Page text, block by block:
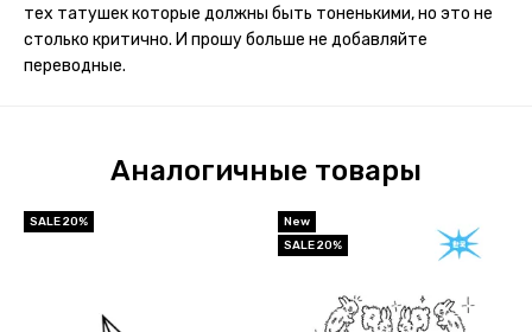
тех татушек которые должны быть тоненькими, но это не
столько критично. И прошу больше не добавляйте
переводные.
Аналогичные товары
SALE 20%
New
SALE 20%